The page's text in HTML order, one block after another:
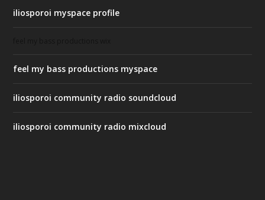
iliosporoi myspace profile
feel my bass productions myspace
iliosporoi community radio soundcloud
iliosporoi community radio mixcloud